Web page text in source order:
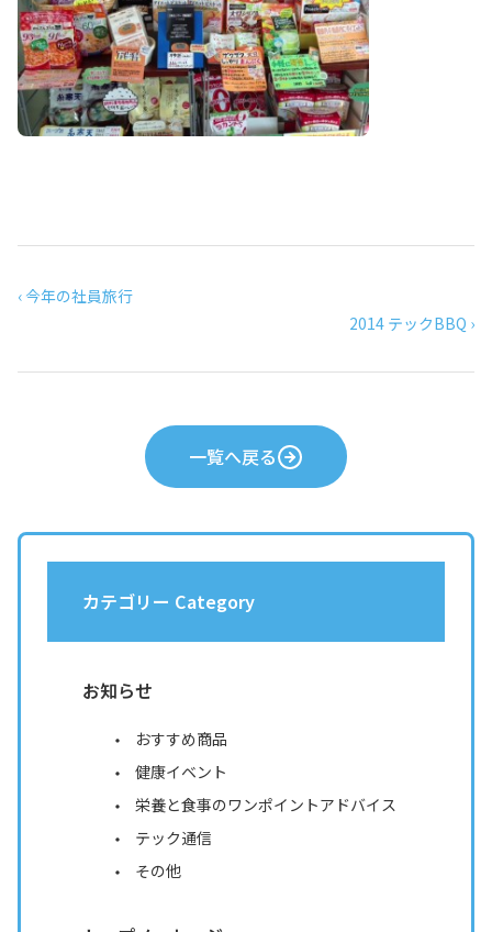
‹ 今年の社員旅行
2014 テックBBQ ›
一覧へ戻る
カテゴリー Category
お知らせ
おすすめ商品
健康イベント
栄養と食事のワンポイントアドバイス
テック通信
その他